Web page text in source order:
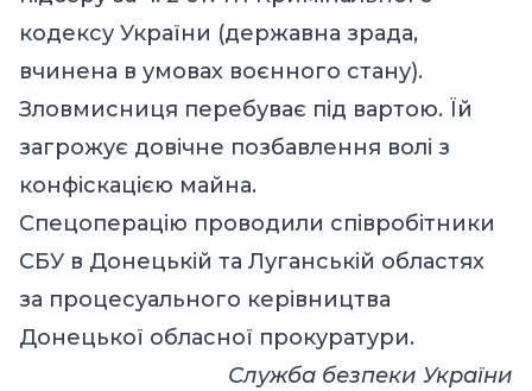
кодексу України (державна зрада,
вчинена в умовах воєнного стану).
Зловмисниця перебуває під вартою. Їй
загрожує довічне позбавлення волі з
конфіскацією майна.
Спецоперацію проводили співробітники
СБУ в Донецькій та Луганській областях
за процесуального керівництва
Донецької обласної прокуратури.
Служба безпеки України